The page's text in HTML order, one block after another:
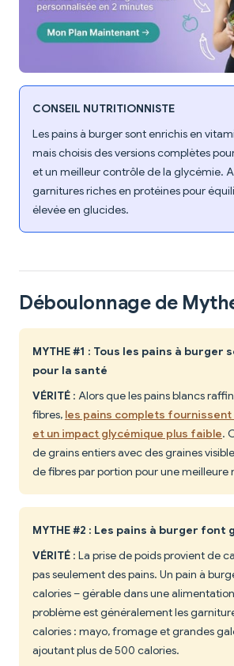
CONSEIL NUTRITIONNISTE
Les pains à burger sont enrichis en
mais choisis des versions complètes
et un meilleur contrôle de la glycémie.
garnitures riches en protéines pour
élevée en glucides.
Déboulonnage de
MYTHE #1 : Tous les pains à burger
pour la santé
VÉRITÉ : Alors que les pains blancs
fibres, les pains complets fournissent
et un impact glycémique plus faible.
de grains entiers avec des graines
de fibres par portion pour une meilleure
MYTHE #2 : Les pains à burger font
VÉRITÉ : La prise de poids provient de
pas seulement des pains. Un pain à
calories – gérable dans une
problème est généralement les
calories : mayo, fromage et grandes
ajoutant plus de 500 calories.